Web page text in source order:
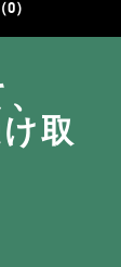
）
け取